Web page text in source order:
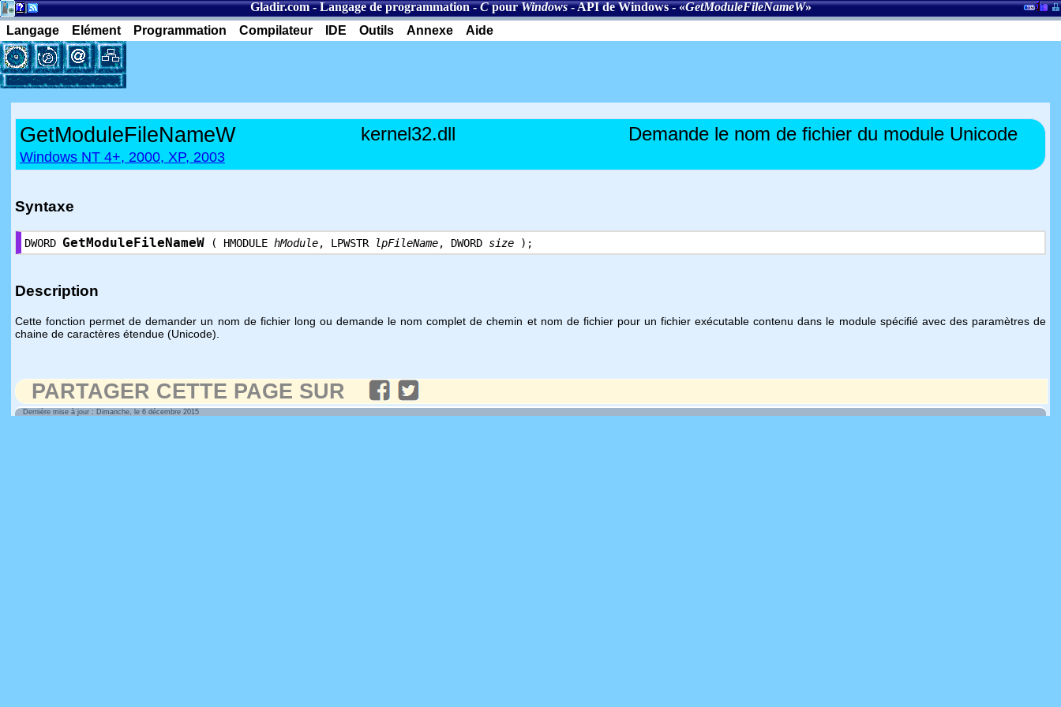
Gladir.com-Langage de programmation-CpourWindows-API de Windows- «GetModuleFileNameW»
Langage
Elément Programmation Compilateur IDE Outils Annexe Aide
GetModuleFileNameW kernel32.dll Demande le nom de fichier du module Unicode
Windows NT 4+, 2000, XP, 2003
Syntaxe
DWORD GetModuleFileNameW ( HMODULE hModule, LPWSTR lpFileName, DWORD size );
Description
Cette fonction permet de demander un nom de fichier long ou demande le nom complet de chemin et nom de fichier pour un fichier exécutable contenu dans le module spécifié avec des paramètres de
chaine de caractères étendue (Unicode).
PARTAGER CETTE PAGE SUR
Dernière mise à jour : Dimanche, le 6 décembre 2015